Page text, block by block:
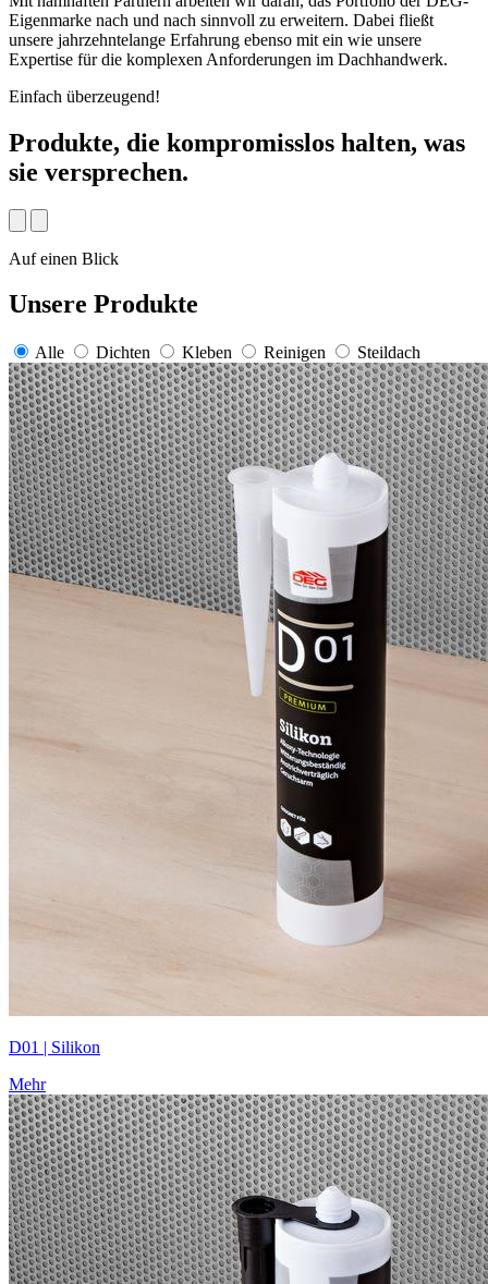
Eigenmarke nach und nach sinnvoll zu erweitern. Dabei fließt
unsere jahrzehntelange Erfahrung ebenso mit ein wie unsere
Expertise für die komplexen Anforderungen im Dachhandwerk.
Einfach überzeugend!
Produkte, die kompromisslos halten, was
sie versprechen.
Auf einen Blick
Unsere Produkte
Alle Dichten Kleben Reinigen Steildach
D01 | Silikon
Mehr